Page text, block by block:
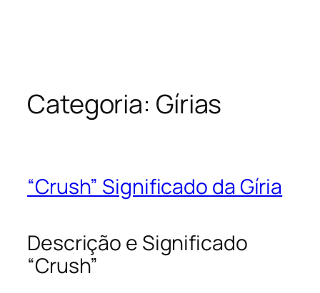
Categoria: Gírias
“Crush” Significado da Gíria
Descrição e Significado
“Crush”